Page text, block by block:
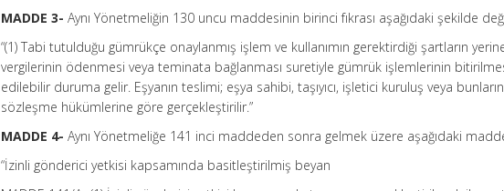
MADDE 3-Aynı Yönetmeliğin 130 uncu maddesinin birinci fıkrası aşağıdaki şekilde
“(1) Tabi tutulduğu gümrükçe onaylanmış işlem ve kullanımın gerektirdiği şartların
vergilerinin ödenmesi veya teminata bağlanması suretiyle gümrük işlemlerinin
edilebilir duruma gelir. Eşyanın teslimi; eşya sahibi, taşıyıcı, işletici kuruluş veya
sözleşme hükümlerine göre gerçekleştirilir.”
MADDE 4-Aynı Yönetmeliğe 141 inci maddeden sonra gelmek üzere aşağıdaki
“İzinli gönderici yetkisi kapsamında basitleştirilmiş beyan